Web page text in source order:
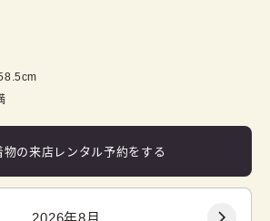
cm
物の来店レンタル予約をする
2026年8月